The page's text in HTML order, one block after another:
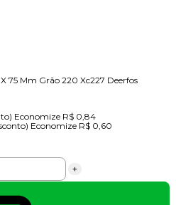
75 Mm Grão 220 Xc227 Deerfos
Economize R$ 0,84
Economize R$ 0,60
+